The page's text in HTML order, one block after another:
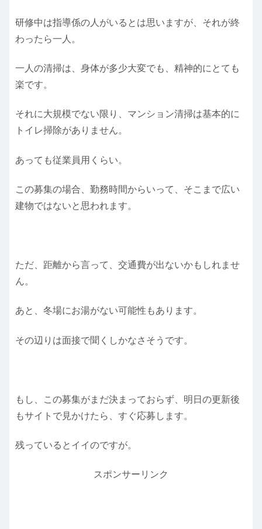
研修中は指導係の人がいるとは思いますが、それが終
わったら一人。
一人の清掃は、身体が多少大変でも、精神的にとても
楽です。
それに大規模でない限り、マンション清掃は基本的に
トイレ掃除がありません。
あっても従業員用くらい。
この募集の場合、勤務時間からいって、そこまで広い
建物ではないと思われます。
ただ、距離から言って、交通費が出ないかもしれませ
ん。
あと、冬場にお湯がない可能性もあります。
その辺りは面接で聞くしかなさそうです。
もし、この募集がまだ決まっておらず、明日の更新後
もサイトで見かけたら、すぐ応募します。
残っているとイイのですが。
スポンサーリンク